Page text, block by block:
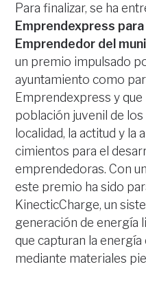
Para finalizar, se ha
Emprendexpress
Emprendedor del
un premio impulsado
ayuntamiento como
Emprendexpress y
población juvenil de
localidad, la actitud y
cimientos para el
emprendedoras. Con
este premio ha sido
KinecticCharge, un
generación de energía
que capturan la
mediante materiales